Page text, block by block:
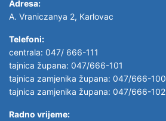
Adresa:
A. Vraniczanya 2, Karlovac
Telefoni:
centrala: 047/ 666-111
tajnica župana: 047/666-101
tajnica zamjenika župana: 047/666-100
tajnica zamjenika župana: 047/666-102
Radno vrijeme: